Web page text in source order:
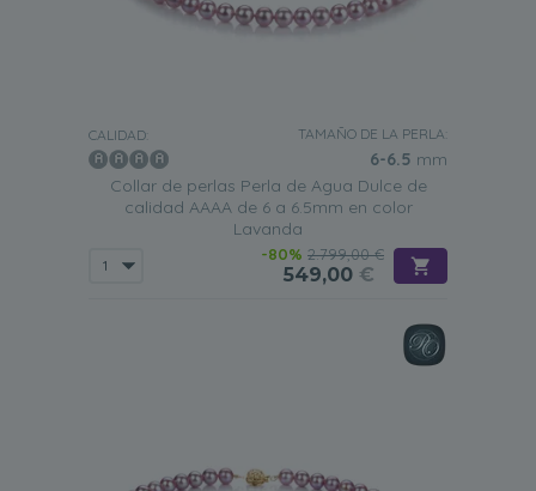
CALIDAD: TAMAÑO DE LA PERLA:
6-6.5 mm
Collar de perlas Perla de Agua Dulce de
calidad AAAA de 6 a 6.5mm en color
Lavanda
-80% 2.799,00 €
549,00 €